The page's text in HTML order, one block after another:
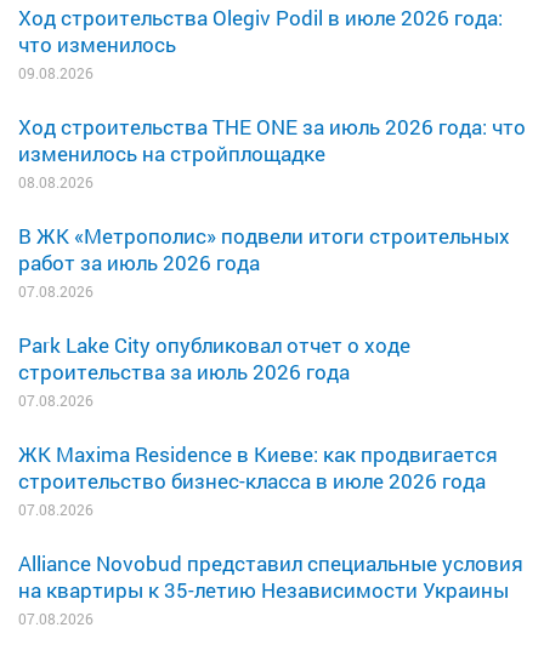
Ход строительства Olegiv Podil в июле 2026 года:
что изменилось
09.08.2026
Ход строительства THE ONE за июль 2026 года: что
изменилось на стройплощадке
08.08.2026
В ЖК «Метрополис» подвели итоги строительных
работ за июль 2026 года
07.08.2026
Park Lake City опубликовал отчет о ходе
строительства за июль 2026 года
07.08.2026
ЖК Maxima Residence в Киеве: как продвигается
строительство бизнес-класса в июле 2026 года
07.08.2026
Alliance Novobud представил специальные условия
на квартиры к 35-летию Независимости Украины
07.08.2026